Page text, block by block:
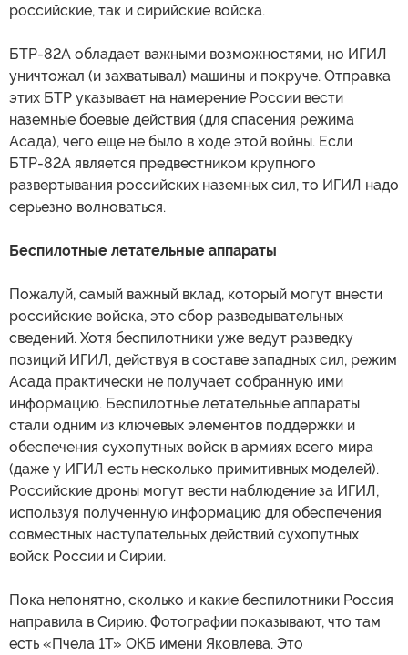
российские, так и сирийские войска.
БТР-82А обладает важными возможностями, но ИГИЛ
уничтожал (и захватывал) машины и покруче. Отправка
этих БТР указывает на намерение России вести
наземные боевые действия (для спасения режима
Асада), чего еще не было в ходе этой войны. Если
БТР-82А является предвестником крупного
развертывания российских наземных сил, то ИГИЛ надо
серьезно волноваться.
Беспилотные летательные аппараты
Пожалуй, самый важный вклад, который могут внести
российские войска, это сбор разведывательных
сведений. Хотя беспилотники уже ведут разведку
позиций ИГИЛ, действуя в составе западных сил, режим
Асада практически не получает собранную ими
информацию. Беспилотные летательные аппараты
стали одним из ключевых элементов поддержки и
обеспечения сухопутных войск в армиях всего мира
(даже у ИГИЛ есть несколько примитивных моделей).
Российские дроны могут вести наблюдение за ИГИЛ,
используя полученную информацию для обеспечения
совместных наступательных действий сухопутных
войск России и Сирии.
Пока непонятно, сколько и какие беспилотники Россия
направила в Сирию. Фотографии показывают, что там
есть «Пчела 1Т» ОКБ имени Яковлева. Это